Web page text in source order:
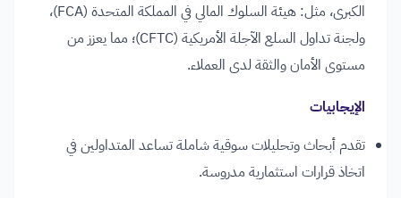
الكبرى، مثل: هيئة السلوك المالي في المملكة المتحدة (FCA)،
ولجنة تداول السلع الآجلة الأمريكية (CFTC)؛ مما يعزز من
مستوى الأمان والثقة لدى العملاء.
الإيجابيات
تقدم أبحاث وتحليلات سوقية شاملة تساعد المتداولين في
اتخاذ قرارات استثمارية مدروسة.